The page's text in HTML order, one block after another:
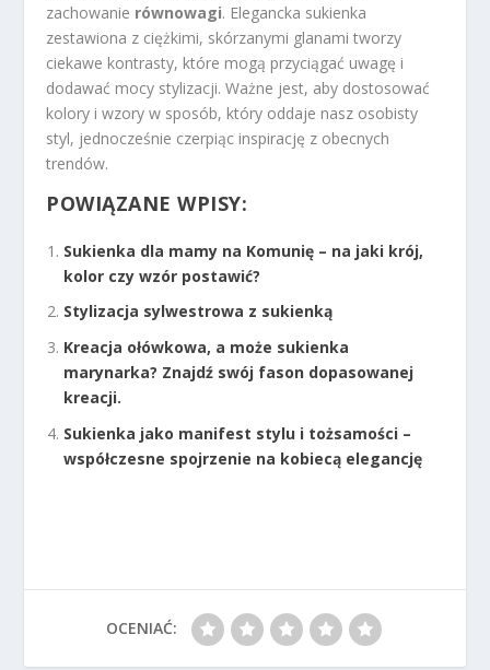
zachowanie równowagi. Elegancka sukienka
zestawiona z ciężkimi, skórzanymi glanami tworzy
ciekawe kontrasty, które mogą przyciągać uwagę i
dodawać mocy stylizacji. Ważne jest, aby dostosować
kolory i wzory w sposób, który oddaje nasz osobisty
styl, jednocześnie czerpiąc inspirację z obecnych
trendów.
POWIĄZANE WPISY:
Sukienka dla mamy na Komunię – na jaki krój,
kolor czy wzór postawić?
Stylizacja sylwestrowa z sukienką
Kreacja ołówkowa, a może sukienka
marynarka? Znajdź swój fason dopasowanej
kreacji.
Sukienka jako manifest stylu i tożsamości –
współczesne spojrzenie na kobiecą elegancję
OCENIAĆ: